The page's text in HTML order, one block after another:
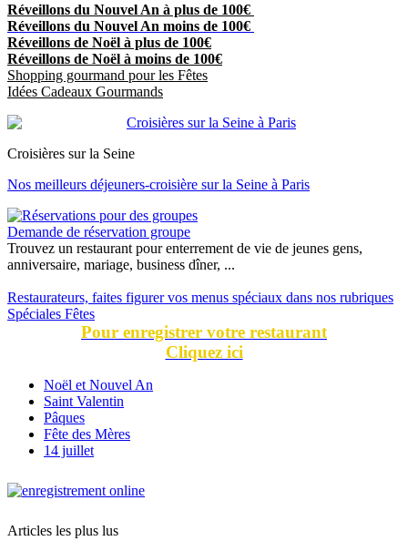
Réveillons du Nouvel An à plus de 100€
Réveillons du Nouvel An moins de 100€
Réveillons de Noël à plus de 100€
Réveillons de Noël à moins de 100€
Shopping gourmand pour les Fêtes
Idées Cadeaux Gourmands
Croisières sur la Seine
Nos meilleurs déjeuners-croisière sur la Seine à Paris
Demande de réservation groupe
Trouvez un restaurant pour enterrement de vie de jeunes gens,
anniversaire, mariage, business dîner, ...
Restaurateurs, faites figurer vos menus spéciaux dans nos rubriques
Spéciales Fêtes
Pour enregistrer votre restaurant
Cliquez ici
Noël et Nouvel An
Saint Valentin
Pâques
Fête des Mères
14 juillet
Articles les plus lus